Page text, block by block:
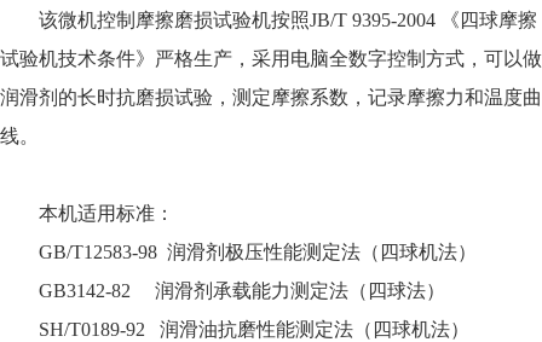
该微机控制摩擦磨损试验机按照JB/T 9395-2004 《四球摩擦
试验机技术条件》严格生产，采用电脑全数字控制方式，可以做
润滑剂的长时抗磨损试验，测定摩擦系数，记录摩擦力和温度曲
线。
本机适用标准：
GB/T12583-98 润滑剂极压性能测定法（四球机法）
GB3142-82 润滑剂承载能力测定法（四球法）
SH/T0189-92 润滑油抗磨性能测定法（四球机法）